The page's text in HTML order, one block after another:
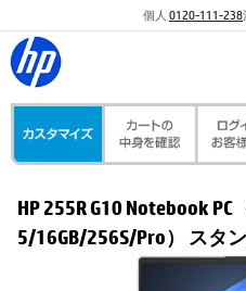
個人 0120-111-238
HP 255R G10 Notebook PC
5/16GB/256S/Pro） スタ